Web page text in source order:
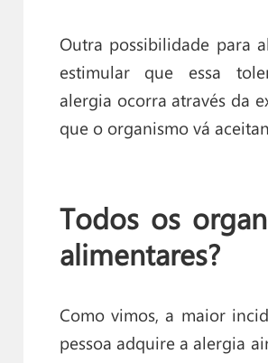
Outra possibilidade para
estimular que essa
alergia ocorra através da
que o organismo vá
Todos os
alimentares?
Como vimos, a maior
pessoa adquire a alergia